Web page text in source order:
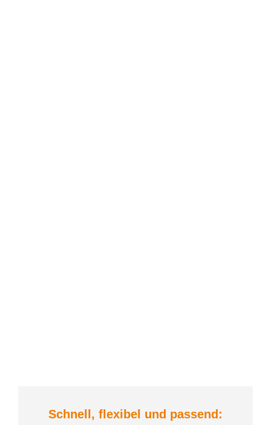
Schnell, flexibel und passend: